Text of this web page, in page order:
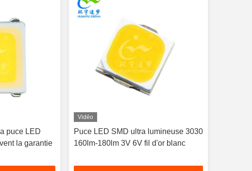
puce LED
la garantie
Vidéo
Puce LED SMD ultra lumineuse 3030
160lm-180lm 3V 6V fil d'or blanc